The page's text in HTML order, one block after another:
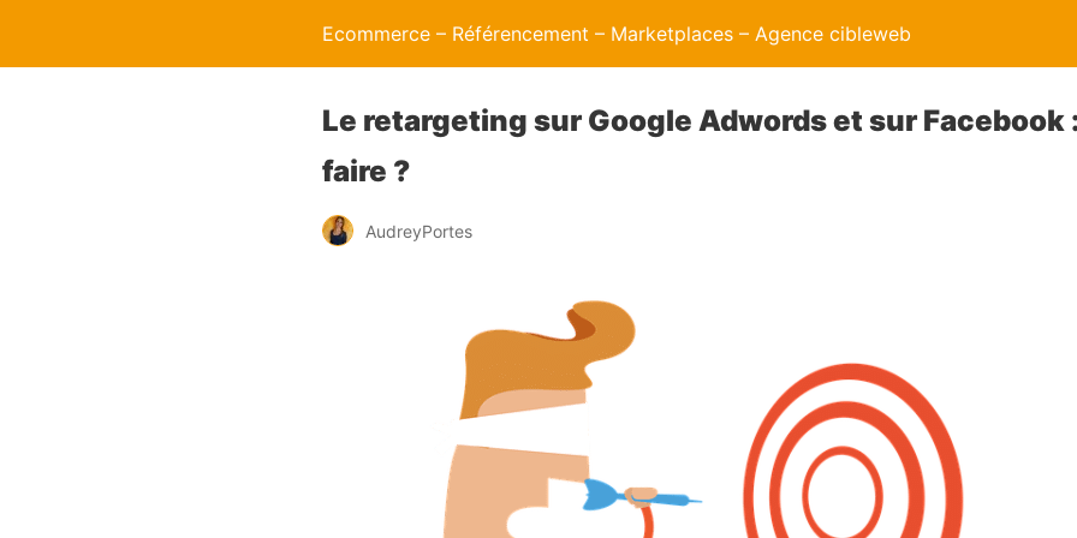
Ecommerce – Référencement – Marketplaces – Agence cibleweb
Le retargeting sur Google Adwords et sur Facebook
faire ?
AudreyPortes